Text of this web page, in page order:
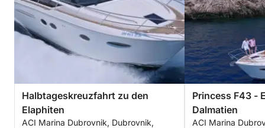
Halbtageskreuzfahrt zu den
Elaphiten
ACI Marina Dubrovnik, Dubrovnik,
Princess F43 -
Dalmatien
ACI Marina